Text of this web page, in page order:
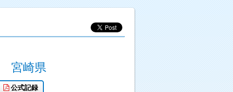
宮崎県
公式記録